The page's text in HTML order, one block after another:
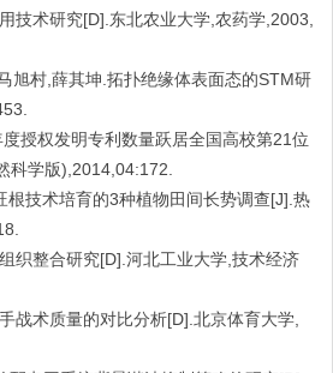
技术研究[D].东北农业大学,农药学,2003,
旭村,薛其坤.拓扑绝缘体表面态的STM研
授权发明专利数量跃居全国高校第21位
科学版),2014,04:172.
根技术培育的3种植物田间长势调查[J].热
织整合研究[D].河北工业大学,技术经济
战术质量的对比分析[D].北京体育大学,